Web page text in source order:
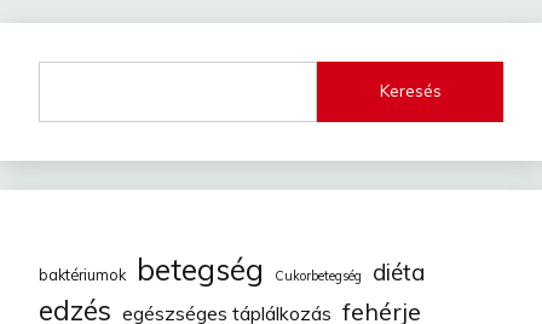
Keresés
baktériumok betegség Cukorbetegség diéta
edzés egészséges táplálkozás fehérje